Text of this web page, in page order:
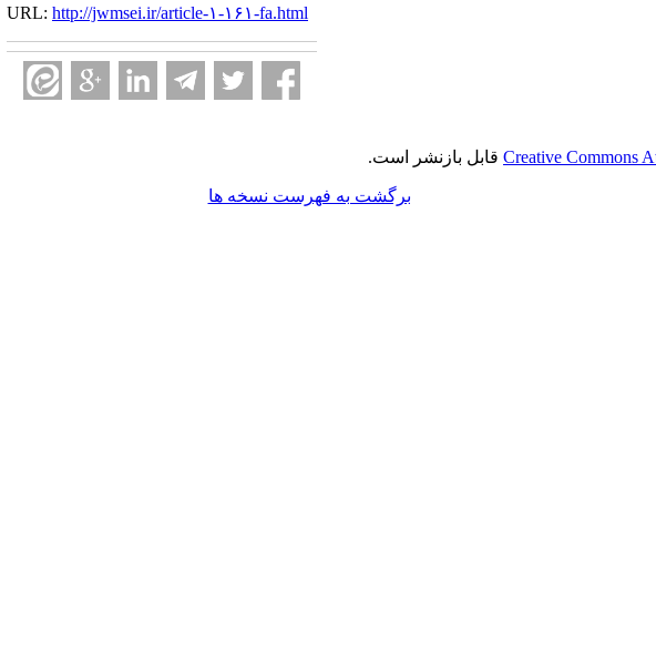
URL: http://jwmsei.ir/article-۱-۱۶۱-fa.html
Creative Commons قابل بازنشر است.
برگشت به فهرست نسخه ها